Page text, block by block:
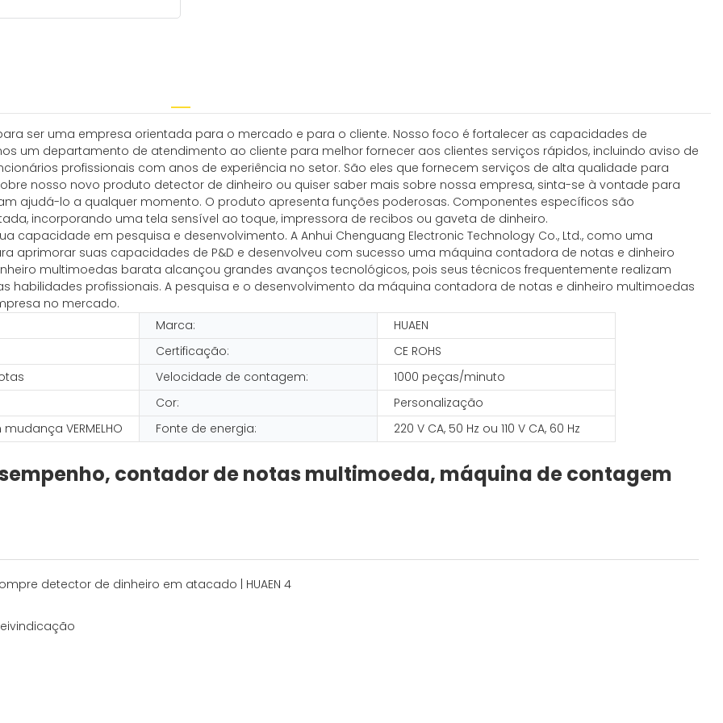
ser uma empresa orientada para o mercado e para o cliente. Nosso foco é fortalecer as capacidades de
um departamento de atendimento ao cliente para melhor fornecer aos clientes serviços rápidos, incluindo aviso de
profissionais com anos de experiência no setor. São eles que fornecem serviços de alta qualidade para
nosso novo produto detector de dinheiro ou quiser saber mais sobre nossa empresa, sinta-se à vontade para
ajudá-lo a qualquer momento. O produto apresenta funções poderosas. Componentes específicos são
incorporando uma tela sensível ao toque, impressora de recibos ou gaveta de dinheiro.
capacidade em pesquisa e desenvolvimento. A Anhui Chenguang Electronic Technology Co., Ltd., como uma
aprimorar suas capacidades de P&D e desenvolveu com sucesso uma máquina contadora de notas e dinheiro
multimoedas barata alcançou grandes avanços tecnológicos, pois seus técnicos frequentemente realizam
habilidades profissionais. A pesquisa e o desenvolvimento da máquina contadora de notas e dinheiro multimoedas
no mercado.
Marca:
HUAEN
Certificação:
CE ROHS
Velocidade de contagem:
1000 peças/minuto
Cor:
Personalização
VERMELHO
Fonte de energia: 220 V CA, 50 Hz ou 110 V CA, 60 Hz
contador de notas multimoeda, máquina de contagem